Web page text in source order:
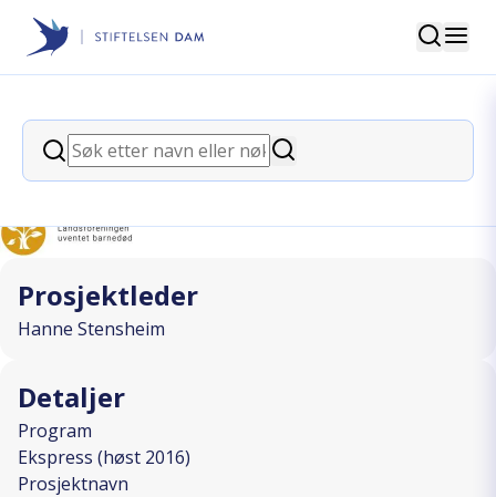
Stiftelsen Dam
Søk
Søk
Søk
back
Fotball for fedre som har mistet barn
Prosjektleder
Hanne Stensheim
Detaljer
Program
Ekspress (høst 2016)
Prosjektnavn